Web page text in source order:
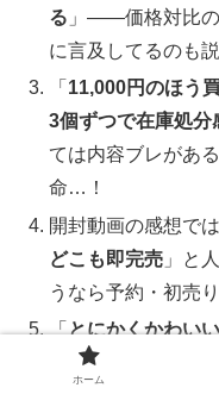
る 」――価格対比の
に言及してるのも説
「 11,000円のほう
3個ずつで在庫処
ては内容ブレがあ
命…！
開封動画の感想で
どこも即完売 」と
うなら予約・初売
「とにかくかわい
」という熱量高
ホーム